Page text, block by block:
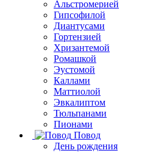
Альстромерией
Гипсофилой
Диантусами
Гортензией
Хризантемой
Ромашкой
Эустомой
Каллами
Маттиолой
Эвкалиптом
Тюльпанами
Пионами
Повод
День рождения